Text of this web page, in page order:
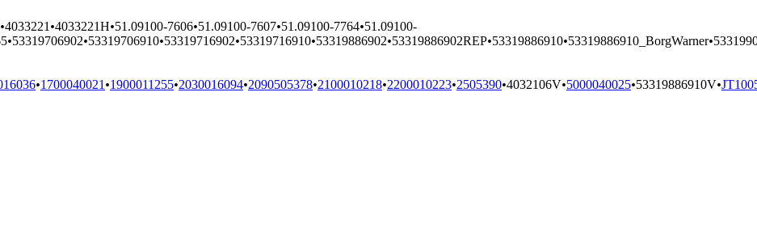
•4033221 •4033221H•51.09100-7606•51.09100-7607•51.09100-7764•51.09100-
•53319706902•53319706910•53319716902•53319716910•53319886902•53319886902REP•53319886910•53319886910_BorgWarner•
•1700040021 •1900011255•2030016094•2090505378•2100010218•2200010223•2505390•4032106V•5000040025•53319886910V•